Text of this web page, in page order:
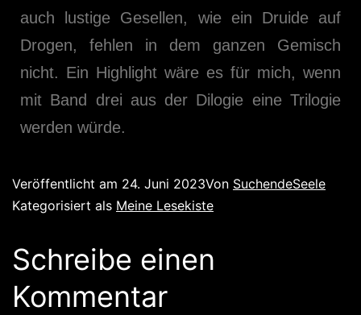
auch lustige Gesellen, wie ein Druide auf
Drogen, fehlen in dem ganzen Gemisch
nicht. Ein Highlight wäre es für mich, wenn
mit Band drei aus der Dilogie eine Trilogie
werden würde.
Veröffentlicht am 24. Juni 2023Von SuchendeSeele
Kategorisiert als Meine Lesekiste
Schreibe einen
Kommentar